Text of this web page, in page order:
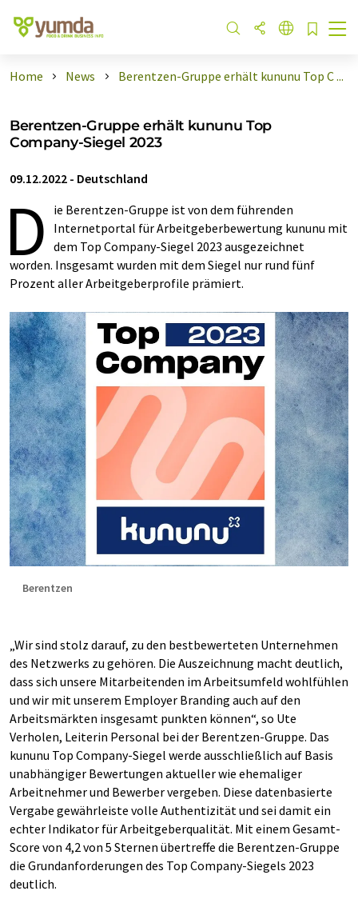
Home News Berentzen-Gruppe erhält kununu Top C ...
Berentzen-Gruppe erhält kununu Top
Company-Siegel 2023
09.12.2022 - Deutschland
D
ie Berentzen-Gruppe ist von dem führenden
Internetportal für Arbeitgeberbewertung kununu mit
dem Top Company-Siegel 2023 ausgezeichnet
worden. Insgesamt wurden mit dem Siegel nur rund fünf
Prozent aller Arbeitgeberprofile prämiert.
Berentzen
„Wir sind stolz darauf, zu den bestbewerteten Unternehmen
des Netzwerks zu gehören. Die Auszeichnung macht deutlich,
dass sich unsere Mitarbeitenden im Arbeitsumfeld wohlfühlen
und wir mit unserem Employer Branding auch auf den
Arbeitsmärkten insgesamt punkten können“, so Ute
Verholen, Leiterin Personal bei der Berentzen-Gruppe. Das
kununu Top Company-Siegel werde ausschließlich auf Basis
unabhängiger Bewertungen aktueller wie ehemaliger
Arbeitnehmer und Bewerber vergeben. Diese datenbasierte
Vergabe gewährleiste volle Authentizität und sei damit ein
echter Indikator für Arbeitgeberqualität. Mit einem Gesamt-
Score von 4,2 von 5 Sternen übertreffe die Berentzen-Gruppe
die Grundanforderungen des Top Company-Siegels 2023
deutlich.